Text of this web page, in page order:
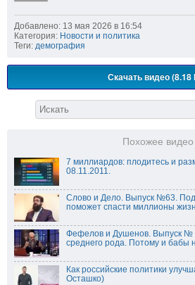
Добавлено: 13 мая 2026 в 16:54
Категория: Новости и политика
Теги: демография
Скачать видео (8.18
Похожее видео
7 миллиардов: плодитесь и
08.11.2011.
Слово и Дело. Выпуск №63.
поможет спасти миллионы
Фефелов и Душенов. Выпуск №
среднего рода. Потому и бабы
Как российские политики
Осташко)